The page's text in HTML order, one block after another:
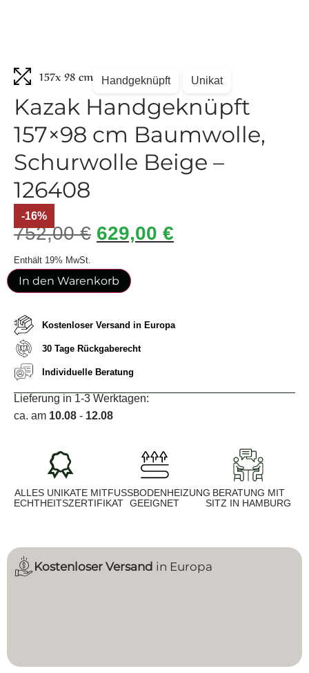
157x 98 cm Handgeknüpft Unikat
Kazak Handgeknüpft
157×98 cm Baumwolle,
Schurwolle Beige –
126408
-16%
752,00€ 629,00 €
Enthält 19% MwSt.
In den Warenkorb
Kostenloser Versand in Europa
30 Tage Rückgaberecht
Individuelle Beratung
Lieferung in 1-3 Werktagen:
ca. am 10.08 - 12.08
ALLES UNIKATE MIT
ECHTHEITSZERTIFIKAT
FUSSBODENHEIZUNG G
EEIGNET
BERATUNG MIT
SITZ IN HAMBURG
Kostenloser Versand in Europa